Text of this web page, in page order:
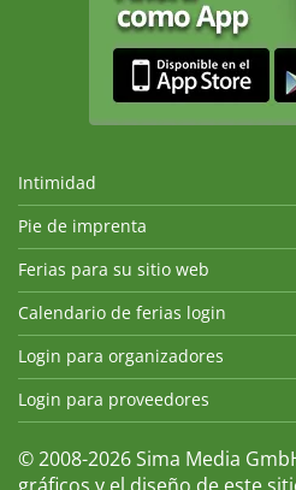
Intimidad
Pie de imprenta
Ferias para su sitio web
Calendario de ferias login
Login para organizadores
Login para proveedores
© 2008-2026 Sima Media